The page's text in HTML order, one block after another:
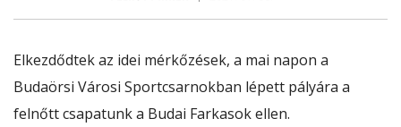
Elkezdődtek az idei mérkőzések, a mai napon a
Budaörsi Városi Sportcsarnokban lépett pályára a
felnőtt csapatunk a Budai Farkasok ellen.